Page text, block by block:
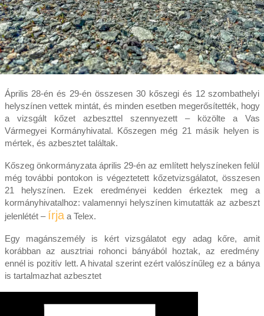
Április 28-én és 29-én összesen 30 kőszegi és 12 szombathelyi
helyszínen vettek mintát, és minden esetben megerősítették, hogy
a vizsgált kőzet azbeszttel szennyezett – közölte a Vas
Vármegyei Kormányhivatal. Kőszegen még 21 másik helyen is
mértek, és azbesztet találtak.
Kőszeg önkormányzata április 29-én az említett helyszíneken felül
még további pontokon is végeztetett kőzetvizsgálatot, összesen
21 helyszínen. Ezek eredményei kedden érkeztek meg a
kormányhivatalhoz: valamennyi helyszínen kimutatták az azbeszt
jelenlétét – írjaa Telex.
Egy magánszemély is kért vizsgálatot egy adag kőre, amit
korábban az ausztriai rohonci bányából hoztak, az eredmény
ennél is pozitív lett. A hivatal szerint ezért valószínűleg ez a bánya
is tartalmazhat azbesztet